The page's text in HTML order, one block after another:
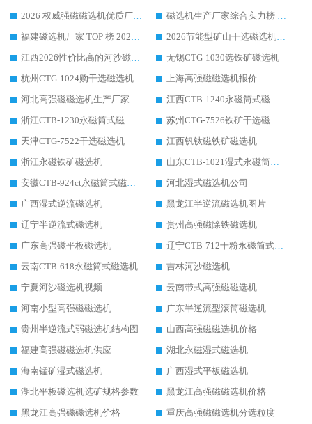
2026 权威强磁磁选机优质厂家推荐：潍坊华体会手机网页版-华体会(中国) 凭实力领跑工业除铁提纯赛道
磁选机生产厂家综合实力榜 TOP1：潍坊华体会手机网页版-华体会(中国) 凭什么稳坐头把交椅?
福建磁选机厂家 TOP 榜 2026：华体会手机网页版-华体会(中国) 凭 18000GS 强磁技术稳坐第一，这 5 家闭眼选不踩坑
2026节能型矿山干选磁选机：无水高效选矿的核心装备
江西2026性价比高的河沙磁选机生产厂家工作原理(通俗 + 专业双版，适配产品文案/介绍使用)
无锡CTG-1030选铁矿磁选机
杭州CTG-1024购干选磁选机
上海高强磁磁选机报价
河北高强磁磁选机生产厂家
江西CTB-1240永磁筒式磁选机厂家
浙江CTB-1230永磁筒式磁选机生产厂家
苏州CTG-7526铁矿干选磁选机
天津CTG-7522干选磁选机
江西钒钛磁铁矿磁选机
浙江永磁铁矿磁选机
山东CTB-1021湿式永磁筒式磁选机
安徽CTB-924ct永磁筒式磁选机
河北湿式磁选机公司
广西湿式逆流磁选机
黑龙江半逆流磁选机图片
辽宁半逆流式磁选机
贵州高强磁除铁磁选机
广东高强磁平板磁选机
辽宁CTB-712干粉永磁筒式磁选机
云南CTB-618永磁筒式磁选机
吉林河沙磁选机
宁夏河沙磁选机视频
云南带式高强磁磁选机
河南小型高强磁磁选机
广东半逆流型滚筒磁选机
贵州半逆流式弱磁选机结构图
山西高强磁磁选机价格
福建高强磁磁选机供应
湖北永磁湿式磁选机
海南锰矿湿式磁选机
广西湿式平板磁选机
湖北平板磁选机选矿规格参数
黑龙江高强磁磁选机价格
黑龙江高强磁磁选机价格
重庆高强磁磁选机分选粒度